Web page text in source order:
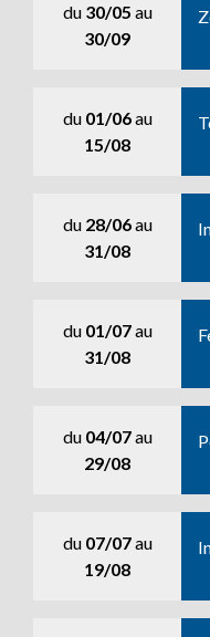
du 30/05 au
30/09
du 01/06au
15/08
du 28/06au
31/08
du 01/07au
31/08
du 04/07au
29/08
du 07/07au
19/08